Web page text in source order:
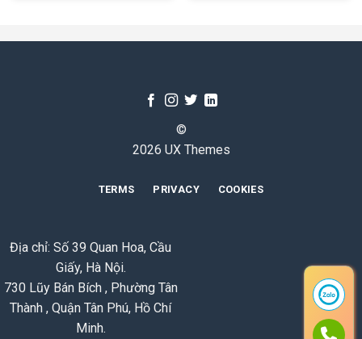
©
2026 UX Themes
TERMS PRIVACY COOKIES
Địa chỉ: Số 39 Quan Hoa, Cầu
Giấy, Hà Nội.
730 Lũy Bán Bích , Phường Tân
Thành , Quận Tân Phú, Hồ Chí
Minh.